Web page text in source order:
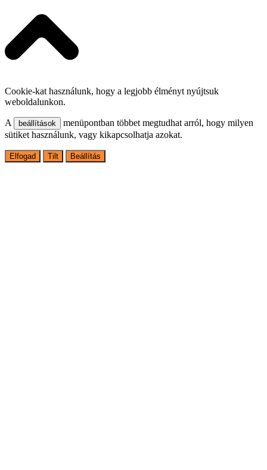
Cookie-kat használunk, hogy a legjobb élményt nyújtsuk
weboldalunkon.
A beállítások
menüpontban többet megtudhat arról, hogy milyen
sütiket használunk, vagy kikapcsolhatja azokat.
Elfogad Tilt Beállítás